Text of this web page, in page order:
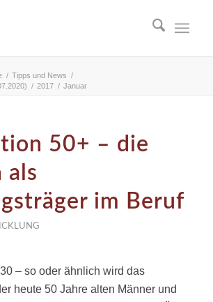
/ Tipps und News /
/ 2017 / Januar
50+ – die
als
im Beruf
– so oder ähnlich wird das
heute 50 Jahre alten Männer und